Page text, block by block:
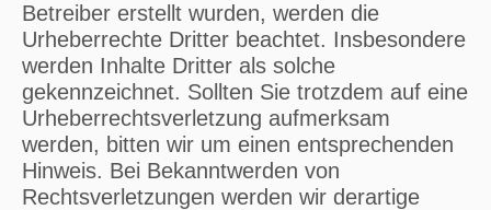
Betreiber erstellt wurden, werden die
Urheberrechte Dritter beachtet. Insbesondere
werden Inhalte Dritter als solche
gekennzeichnet. Sollten Sie trotzdem auf eine
Urheberrechtsverletzung aufmerksam
werden, bitten wir um einen entsprechenden
Hinweis. Bei Bekanntwerden von
Rechtsverletzungen werden wir derartige